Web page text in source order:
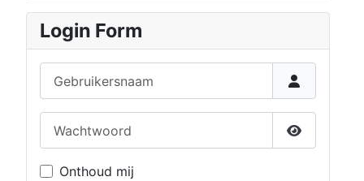
Login Form
Toon
Onthoud mij